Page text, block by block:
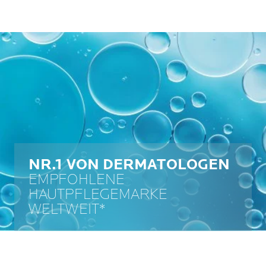
NR.1 VON DERMATOLOGEN
EMPFOHLENE
HAUTPFLEGEMARKE
WELTWEIT*